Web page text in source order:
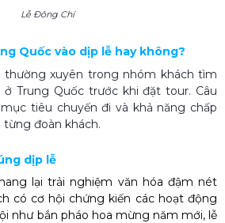
Lễ Đông Chí
Quốc vào dịp lễ hay không?
thường xuyên trong nhóm khách tìm
Trung Quốc trước khi đặt tour. Câu
tiêu chuyến đi và khả năng chấp
từng đoàn khách.
dịp lễ
lại trải nghiệm văn hóa đậm nét
có cơ hội chứng kiến các hoạt động
như bắn pháo hoa mừng năm mới, lễ